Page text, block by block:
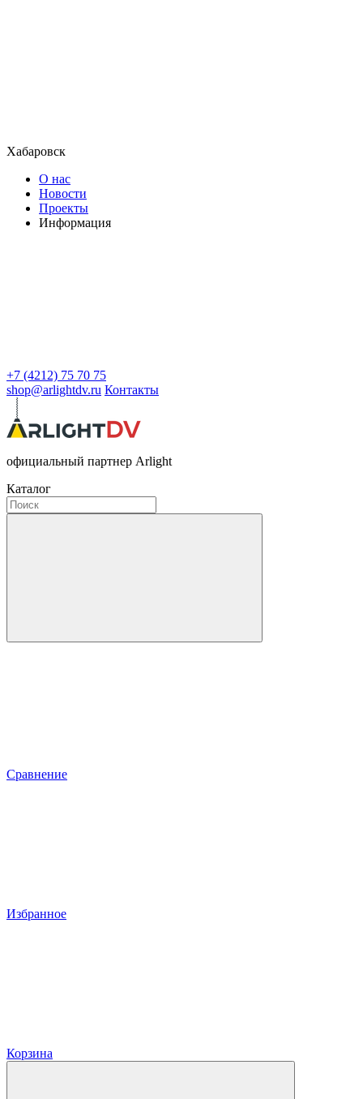
Хабаровск
О нас
Новости
Проекты
Информация
+7 (4212) 75 70 75
shop@arlightdv.ru Контакты
официальный партнер Arlight
Каталог
Сравнение
Избранное
Корзина